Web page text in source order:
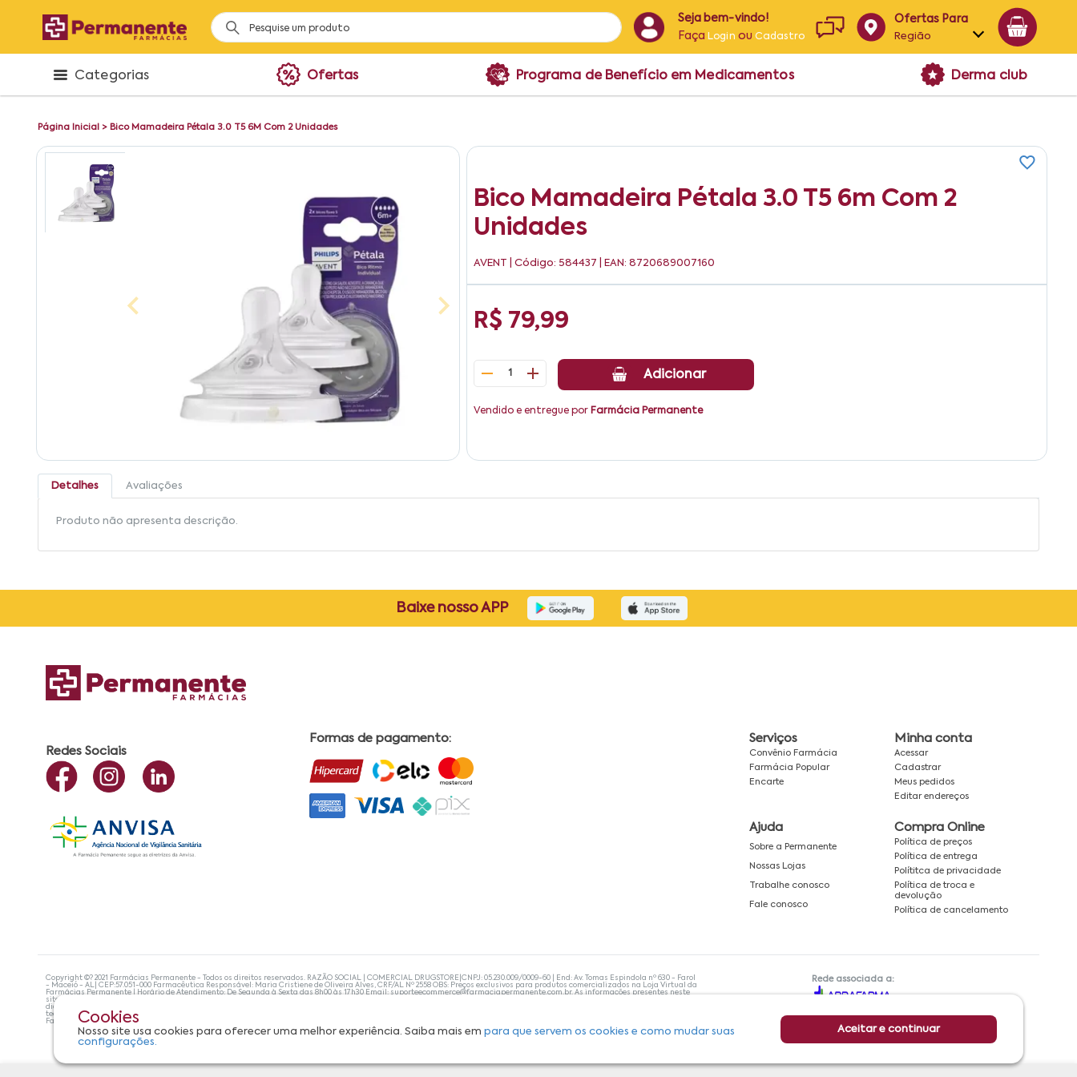
Seja bem-vindo!
Faça Login ouCadastro
Ofertas Para
Região
Alagoas
Categorias Ofertas Programa de Benefício em Medicamentos Derma club
Página Inicial > Bico Mamadeira Pétala 3.0 T5 6M Com 2 Unidades
Bico Mamadeira Pétala 3.0 T5 6m Com 2
Unidades
AVENT | Código: 584437 | EAN: 8720689007160
R$ 79,99
1 Adicionar
Vendido e entregue por Farmácia Permanente
Detalhes Avaliações
Produto não apresenta descrição.
Cookies
Nosso site usa cookies para oferecer uma melhor experiência. Saiba mais empara que servem os cookies e como mudar suas
configurações.
Aceitar e continuar
Baixe nosso APP
Redes Sociais
Formas de pagamento: Serviços
Convênio Farmácia
Farmácia Popular
Encarte
Minha conta
Acessar
Cadastrar
Meus pedidos
Editar endereços
Ajuda
Sobre a Permanente
Nossas Lojas
Trabalhe conosco
Fale conosco
Compra Online
Política de preços
Política de entrega
Polítitca de privacidade
Política de troca e
devolução
Política de cancelamento
Copyright ©? 2021 Farmácias Permanente - Todos os direitos reservados. RAZÃO SOCIAL | COMERCIAL DRUGSTORE|CNPJ: 05.230.009/0009-60 | End: Av. Tomas Espindola nº 630 - Farol
- Maceió - AL| CEP:57.051-000 Farmacêutica Responsável: Maria Cristiene de Oliveira Alves, CRF/AL Nº 2558 OBS: Preços exclusivos para produtos comercializados na Loja Virtual da
Farmácias Permanente | Horário de Atendimento: De Segunda à Sexta das 8h00 às 17h30 Email: suporteecommerce@farmaciapermanente.com.br. As informações presentes neste
site não devem ser utilizadas para automedicação e, de forma alguma, substituem as orientações de um profissional da área médica. Apenas o médico está capacitado para
diagnosticar problemas de saúde e prescrever o tratamento adequado. Se os sintomas persistirem, um médico deve ser consultado. A Farmácia Permanente trabalha com as
tecnologias mais avançadas de proteção de dados, para que você possa realizar suas compras com tranquilidade. A privacidade e a segurança dos clientes são compromissos da
Farmácias Permanente. Todos os pedidos efetuados estão sujeitos à confirmação da disponibilidade de produto em nosso estoque.
Rede associada a: